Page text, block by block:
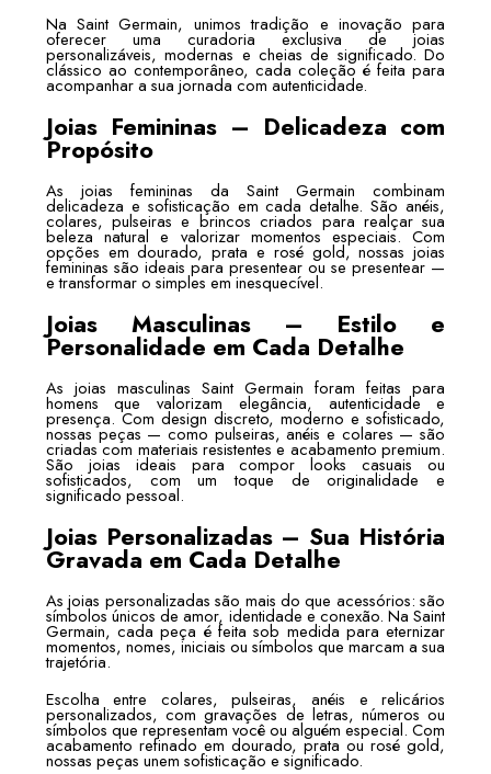
Na Saint Germain, unimos tradição e inovação para
oferecer uma curadoria exclusiva de joias
personalizáveis, modernas e cheias de significado. Do
clássico ao contemporâneo, cada coleção é feita para
acompanhar a sua jornada com autenticidade.
Joias Femininas – Delicadeza com
Propósito
As joias femininas da Saint Germain combinam
delicadeza e sofisticação em cada detalhe. São anéis,
colares, pulseiras e brincos criados para realçar sua
beleza natural e valorizar momentos especiais. Com
opções em dourado, prata e rosé gold, nossas joias
femininas são ideais para presentear ou se presentear —
e transformar o simples em inesquecível.
Joias Masculinas – Estilo e
Personalidade em Cada Detalhe
As joias masculinas Saint Germain foram feitas para
homens que valorizam elegância, autenticidade e
presença. Com design discreto, moderno e sofisticado,
nossas peças — como pulseiras, anéis e colares — são
criadas com materiais resistentes e acabamento premium.
São joias ideais para compor looks casuais ou
sofisticados, com um toque de originalidade e
significado pessoal.
Joias Personalizadas – Sua História
Gravada em Cada Detalhe
As joias personalizadas são mais do que acessórios: são
símbolos únicos de amor, identidade e conexão. Na Saint
Germain, cada peça é feita sob medida para eternizar
momentos, nomes, iniciais ou símbolos que marcam a sua
trajetória.
Escolha entre colares, pulseiras, anéis e relicários
personalizados, com gravações de letras, números ou
símbolos que representam você ou alguém especial. Com
acabamento refinado em dourado, prata ou rosé gold,
nossas peças unem sofisticação e significado.